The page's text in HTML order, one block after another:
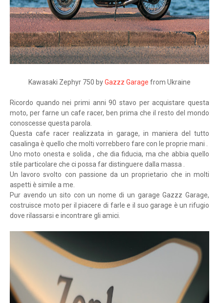
Kawasaki Zephyr 750 byGazzz Garage from Ukraine
Ricordo quando nei primi anni 90 stavo per acquistare questa
moto, per farne un cafe racer, ben prima che il resto del mondo
conoscesse questa parola.
Questa cafe racer realizzata in garage, in maniera del tutto
casalinga è quello che molti vorrebbero fare con le proprie mani .
Uno moto onesta e solida , che dia fiducia, ma che abbia quello
stile particolare che ci possa far distinguere dalla massa .
Un lavoro svolto con passione da un proprietario che in molti
aspetti è simile a me.
Pur avendo un sito con un nome di un garage Gazzz Garage,
costruisce moto per il piacere di farle e il suo garage è un rifugio
dove rilassarsi e incontrare gli amici.